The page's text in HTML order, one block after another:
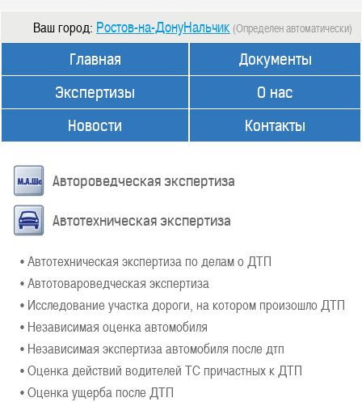
Ваш город: Ростов-на-ДонуНальчик (Определен автоматически)
Главная
Экспертизы
Новости
Документы
О нас
Контакты
Автороведческая экспертиза
Автотехническая экспертиза
• Автотехническая экспертиза по делам о ДТП
• Автотовароведческая экспертиза
• Исследование участка дороги, на котором произошло ДТП
• Независимая оценка автомобиля
• Независимая экспертиза автомобиля после дтп
• Оценка действий водителей ТС причастных к ДТП
• Оценка ущерба после ДТП